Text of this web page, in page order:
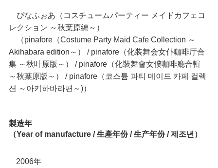
ぴなふぉあ（コスチュームパーティー メイドカフェコ
レクション ～秋葉原編～）
（pinafore（Costume Party Maid Cafe Collection ～
Akihabara edition～） / pinafore（化装舞会女仆咖啡厅合
集 ～秋叶原版～） / pinafore（化裝舞會女僕咖啡廳合輯
～秋葉原版～） / pinafore（코스튬 파티 메이드 카페 컬렉
션 ～아키하바라편～)）
製造年
（Year of manufacture / 生產年份 / 生产年份 / 제조년）
2006年